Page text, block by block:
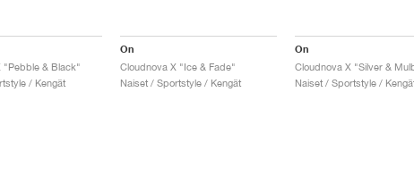
"Pebble & Black"
/ Kengät
On
Cloudnova X "Ice & Fade"
Naiset / Sportstyle / Kengät
On
Cloudnova X "Silver &
Naiset / Sportstyle /